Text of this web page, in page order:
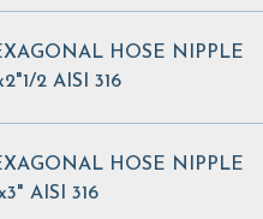
HOSE NIPPLE
2 AISI 316
HOSE NIPPLE
AISI 316